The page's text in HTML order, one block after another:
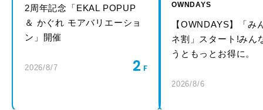
2周年記念「EKAL POPUP
＆ かぐれ モアバリエーショ
ン」開催
2026/8/7 2
OWNDAYS
【OWNDAYS】「み
ネ割」スタート!みん
うともっとお得に。
2026/8/6